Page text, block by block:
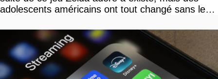
adolescents américains ont tout changé sans le